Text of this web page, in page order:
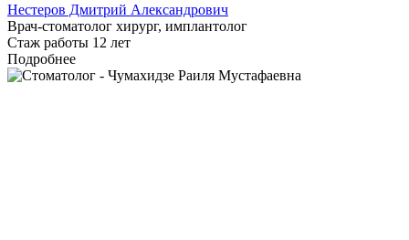
Нестеров Дмитрий Александрович
Врач-стоматолог хирург, имплантолог
Стаж работы 12 лет
Подробнее